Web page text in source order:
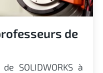
de
SOLIDWORKS à